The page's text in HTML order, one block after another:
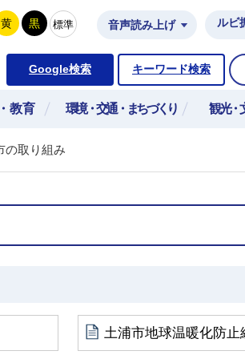
黄 黒 標準 音声読み上げ ルビ
Google検索 キーワード検索
教育 環境・交通・まちづくり 観光・
の取り組み
土浦市地球温暖化防